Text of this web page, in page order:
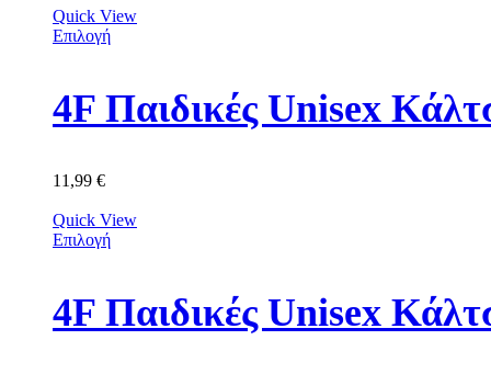
Quick View
Επιλογή
11,99 €
Quick View
Επιλογή
4F Παιδικές Unisex